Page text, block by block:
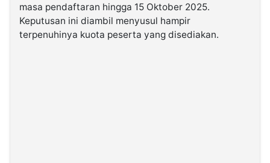
2026masa pendaftaran hingga 15 Oktober 2025.
Keputusan ini diambil menyusul hampir
terpenuhinya kuota peserta yang disediakan.